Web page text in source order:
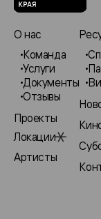
О нас
Команда
Услуги
Документы
Отзывы
Проекты
Локации
Артисты